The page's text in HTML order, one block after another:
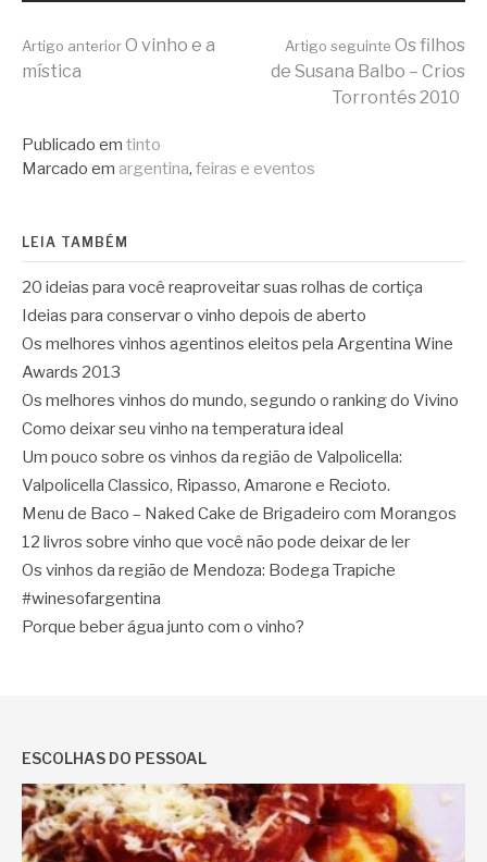
Continue
lendo
Artigo anteriorO vinho e a
mística
Artigo seguinte Os filhos
de Susana Balbo – Crios
Torrontés 2010
Publicado em tinto
Marcado em argentina, feiras e eventos
LEIA TAMBÉM
20 ideias para você reaproveitar suas rolhas de cortiça
Ideias para conservar o vinho depois de aberto
Os melhores vinhos agentinos eleitos pela Argentina Wine
Awards 2013
Os melhores vinhos do mundo, segundo o ranking do Vivino
Como deixar seu vinho na temperatura ideal
Um pouco sobre os vinhos da região de Valpolicella:
Valpolicella Classico, Ripasso, Amarone e Recioto.
Menu de Baco – Naked Cake de Brigadeiro com Morangos
12 livros sobre vinho que você não pode deixar de ler
Os vinhos da região de Mendoza: Bodega Trapiche
#winesofargentina
Porque beber água junto com o vinho?
ESCOLHAS DO PESSOAL